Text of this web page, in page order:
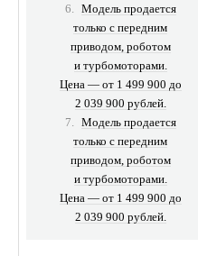
Модель продается
только с передним
приводом, роботом
и турбомоторами.
Цена — от 1 499 900 до
2 039 900 рублей.
Модель продается
только с передним
приводом, роботом
и турбомоторами.
Цена — от 1 499 900 до
2 039 900 рублей.